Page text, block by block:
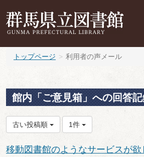
トップページ 利用者の声メール
館内「ご意見箱」への回答
古い投稿順 1件
移動図書館のようなサービスが欲